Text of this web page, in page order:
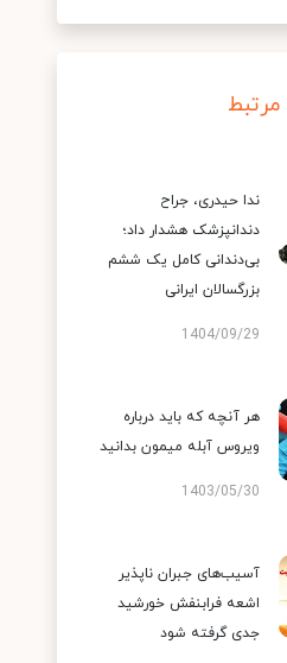
مرتبط
ندا حیدری، جراح
دندانپزشک هشدار داد؛
بی‌دندانی کامل یک ششم
بزرگسالان ایرانی
1404/09/29
هر آنچه که باید درباره
ویروس آبله میمون بدانید
1403/05/30
آسیب‌های جبران ناپذیر
اشعه فرابنفش خورشید
جدی گرفته شود